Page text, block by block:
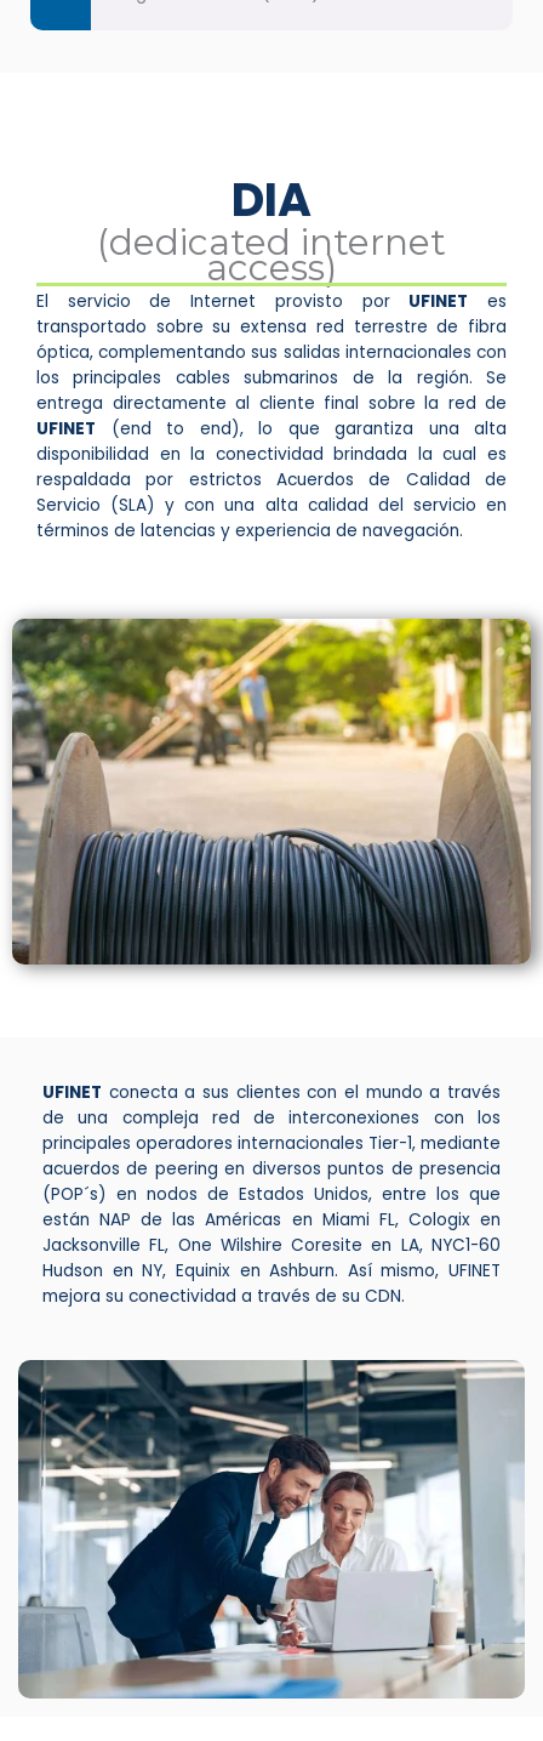
DIA
(dedicated internet
access)
El servicio de Internet provisto por UFINET es
transportado sobre su extensa red terrestre de fibra
óptica, complementando sus salidas internacionales con
los principales cables submarinos de la región. Se
entrega directamente al cliente final sobre la red de
UFINET (end to end), lo que garantiza una alta
disponibilidad en la conectividad brindada la cual es
respaldada por estrictos Acuerdos de Calidad de
Servicio (SLA) y con una alta calidad del servicio en
términos de latencias y experiencia de navegación.
UFINET conecta a sus clientes con el mundo a través
de una compleja red de interconexiones con los
principales operadores internacionales Tier-1, mediante
acuerdos de peering en diversos puntos de presencia
(POP´s) en nodos de Estados Unidos, entre los que
están NAP de las Américas en Miami FL, Cologix en
Jacksonville FL, One Wilshire Coresite en LA, NYC1-60
Hudson en NY, Equinix en Ashburn. Así mismo, UFINET
mejora su conectividad a través de su CDN.